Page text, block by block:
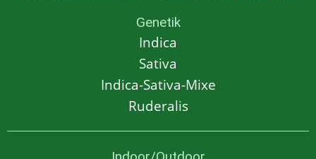
Genetik
Indica
Sativa
Indica-Sativa-Mixe
Ruderalis